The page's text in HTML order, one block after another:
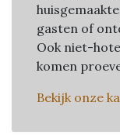
gasten of
Ook niet-
komen
Bekijk onze